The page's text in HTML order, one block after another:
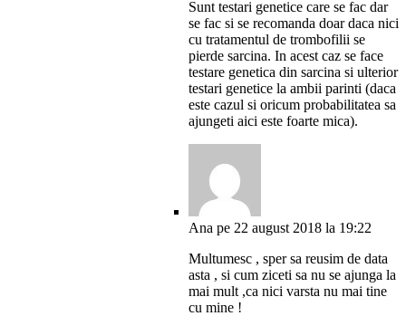
Sunt testari genetice care se fac dar
se fac si se recomanda doar daca nici
cu tratamentul de trombofilii se
pierde sarcina. In acest caz se face
testare genetica din sarcina si ulterior
testari genetice la ambii parinti (daca
este cazul si oricum probabilitatea sa
ajungeti aici este foarte mica).
Ana pe 22 august 2018 la 19:22
Multumesc , sper sa reusim de data
asta , si cum ziceti sa nu se ajunga la
mai mult ,ca nici varsta nu mai tine
cu mine !